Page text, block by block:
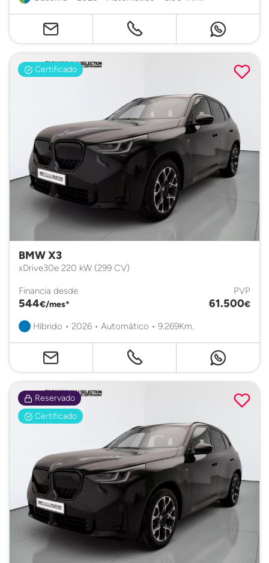
Certificado
BMW X3
xDrive30e 220 kW (299 CV)
Financia desde
544€/mes*
PVP
61.500€
Híbrido • 2026 • Automático • 9.269Km.
Reservado
Certificado